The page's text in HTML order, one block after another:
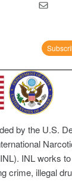
by the U.S.
INL works
crime, illegal